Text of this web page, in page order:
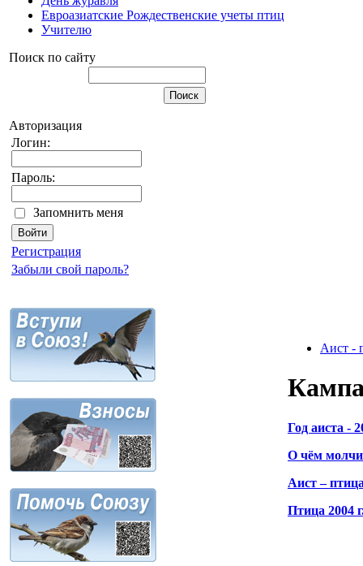
Евроазиатские Рождественские учеты птиц
Учителю
Поиск по сайту
Авторизация
Логин:
Пароль:
Запомнить меня
Регистрация
Забыли свой пароль?
Аист -
Год аиста -
О чём
Аист –
Птица